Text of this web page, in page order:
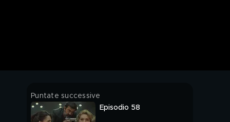
Puntate successive
Episodio 58